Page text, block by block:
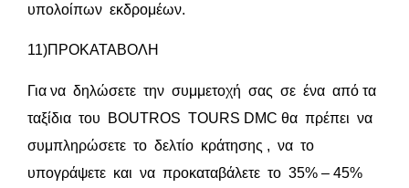
υπολοίπων εκδρομέων.
11)ΠΡΟΚΑΤΑΒΟΛΗ
Για να δηλώσετε την συμμετοχή σας σε ένα από τα
ταξίδια του BOUTROS TOURS DMC θα πρέπει να
συμπληρώσετε το δελτίο κράτησης , να το
υπογράψετε και να προκαταβάλετε το 35% – 45%